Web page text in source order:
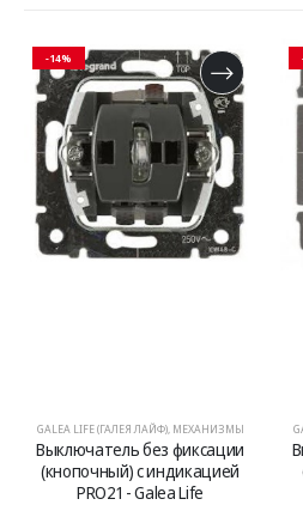
-14%
GALEA LIFE (ГАЛЕЯ ЛАЙФ), МЕХАНИЗМЫ
Выключатель без фиксации
(кнопочный) с индикацией
PRO21 - Galea Life